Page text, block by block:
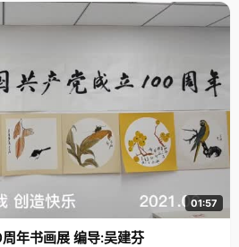
绩并不好，中学只考进了乡级初中，从初中
科竞赛，数学、化学、物理等等，在初中的
，在最后的中考中，终于以县第一名的成绩
让高中的班主任老师对这个孩子感到迟疑，
任老师了解曹飞的学习情况。&quot;从第一
时我真有点受不了。&quot;排名的超低和老
过的耻辱感，从此，曹飞开始&quot;特别玩
终于又考上了年级的第一名。 独木桥是
惊喜 虽然曹飞在高考的时候拿了第一名，但
竞赛取得学校保送的名额，轻轻松松上了清
，他失去了保送的名额，&quot;那天班主任
候，我感到一种轰然天蹋的感觉，自己私下
曹飞害羞的吐了下舌头，率真的性情表露无
不认真的开始部署自己的高考战略了。 因为
偏科很厉害，语文更是出奇的差，在高考的
01:57
年书画展 编导:吴建芬